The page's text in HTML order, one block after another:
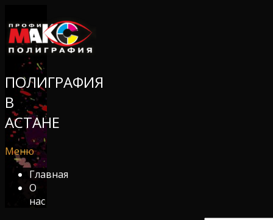
ПОЛИГРАФИЯ
В
АСТАНЕ
Меню
Главная
О
нас